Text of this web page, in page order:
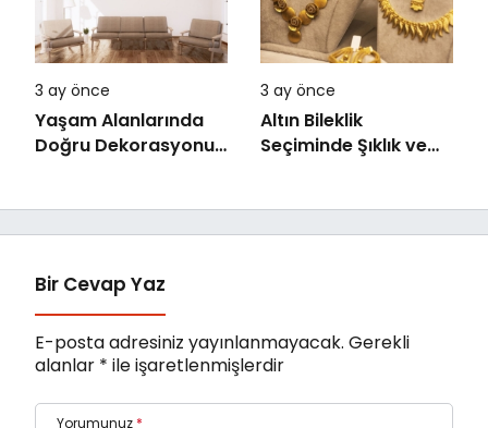
3 ay önce
Yaşam Alanlarında
Doğru Dekorasyonun
3 ay önce
Altın Bileklik
Seçiminde Şıklık ve
Bir Cevap Yaz
E-posta adresiniz yayınlanmayacak. Gerekli
alanlar * ile işaretlenmişlerdir
Yorumunuz *